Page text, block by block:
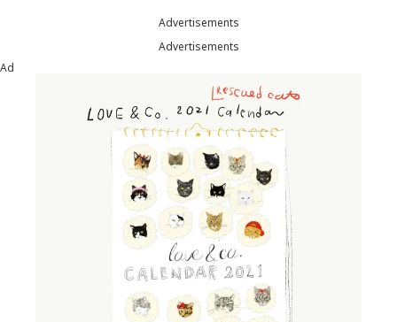
Advertisements
Advertisements
Ad